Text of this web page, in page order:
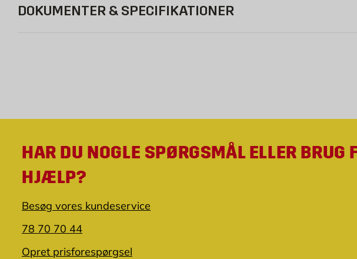
DOKUMENTER & SPECIFIKATIONER
HAR DU NOGLE SPØRGSMÅL ELLER BRUG
HJÆLP?
Besøg vores kundeservice
78 70 70 44
Opret prisforespørgsel